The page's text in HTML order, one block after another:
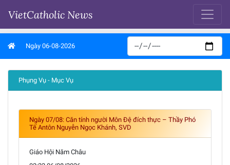
VietCatholic News
Ngày 06-08-2026
Phụng Vụ - Mục Vụ
Ngày 07/08: Căn tính người Môn Đệ đích thực – Thầy Phó
Tế Antôn Nguyễn Ngọc Khánh, SVD
Giáo Hội Năm Châu